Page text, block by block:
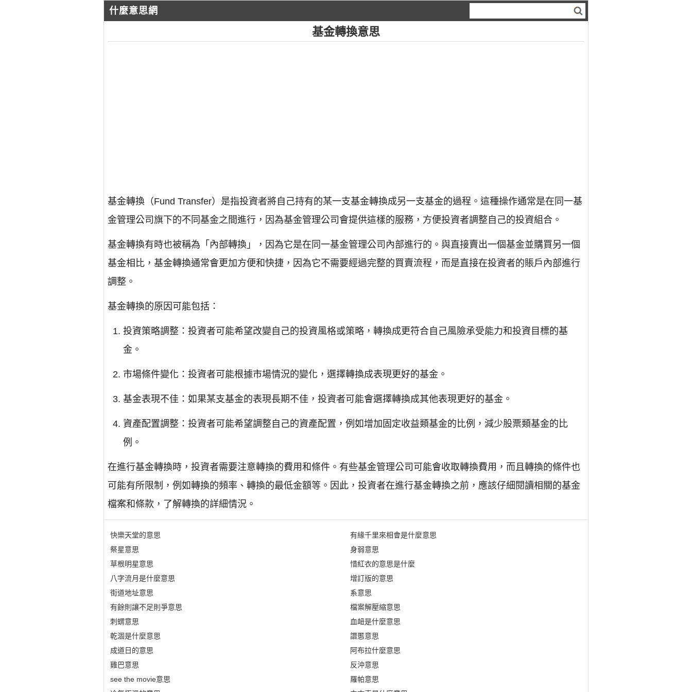
什麼意思網
基金轉換意思
基金轉換（Fund Transfer）是指投資者將自己持有的某一支基金轉換成另一支基金的過程。這種操作通常是在同一基
金管理公司旗下的不同基金之間進行，因為基金管理公司會提供這樣的服務，方便投資者調整自己的投資組合。
基金轉換有時也被稱為「內部轉換」，因為它是在同一基金管理公司內部進行的。與直接賣出一個基金並購買另一個
基金相比，基金轉換通常會更加方便和快捷，因為它不需要經過完整的買賣流程，而是直接在投資者的賬戶內部進行
調整。
基金轉換的原因可能包括：
投資策略調整：投資者可能希望改變自己的投資風格或策略，轉換成更符合自己風險承受能力和投資目標的基
金。
市場條件變化：投資者可能根據市場情況的變化，選擇轉換成表現更好的基金。
基金表現不佳：如果某支基金的表現長期不佳，投資者可能會選擇轉換成其他表現更好的基金。
資產配置調整：投資者可能希望調整自己的資產配置，例如增加固定收益類基金的比例，減少股票類基金的比
例。
在進行基金轉換時，投資者需要注意轉換的費用和條件。有些基金管理公司可能會收取轉換費用，而且轉換的條件也
可能有所限制，例如轉換的頻率、轉換的最低金額等。因此，投資者在進行基金轉換之前，應該仔細閱讀相關的基金
檔案和條款，了解轉換的詳細情況。
快樂天堂的意思
祭星意思
草根明星意思
八字流月是什麼意思
街道地址意思
有餘則讓不足則爭意思
刺蝟意思
乾涸是什麼意思
成道日的意思
雞巴意思
see the movie意思
有緣千里來相會是什麼意思
身弱意思
惜紅衣的意思是什麼
增訂版的意思
系意思
檔案解壓縮意思
血衄是什麼意思
譖慝意思
阿布拉什麼意思
反沖意思
羅帕意思